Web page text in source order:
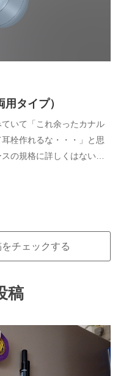
タイプ）
いて「これ余ったカナル
栓作れるな・・・」と思
の規格に詳しくはない…
チェックする
稿